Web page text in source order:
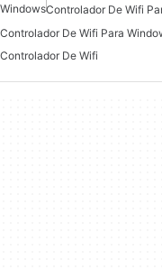
WindowsControlador De Wifi
Controlador De Wifi Para
Controlador De Wifi